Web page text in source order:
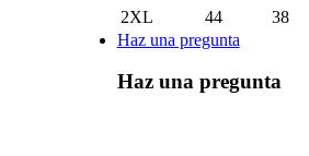
2XL
44
38
Haz una pregunta
Haz una pregunta